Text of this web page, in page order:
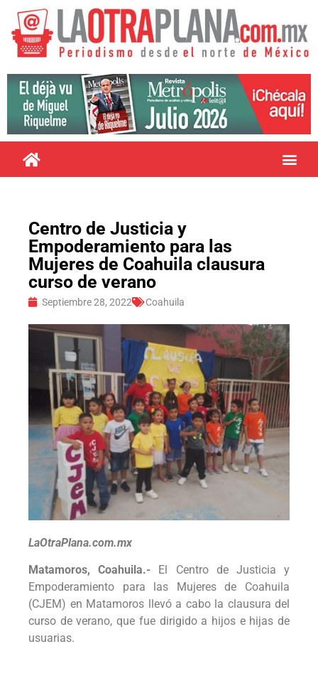
Centro de Justicia y
Empoderamiento para las
Mujeres de Coahuila clausura
curso de verano
Septiembre 28, 2022 Coahuila
LaOtraPlana.com.mx
Matamoros, Coahuila.-
El Centro de Justicia y
Empoderamiento para las Mujeres de Coahuila
(CJEM) en Matamoros llevó a cabo la clausura del
curso de verano, que fue dirigido a hijos e hijas de
usuarias.